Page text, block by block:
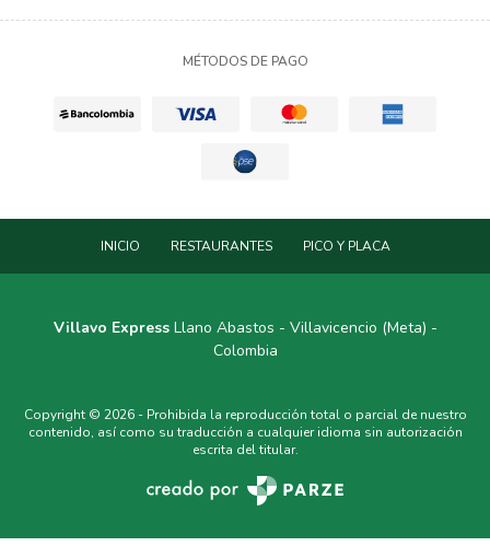
MÉTODOS DE PAGO
INICIO RESTAURANTES PICO Y PLACA
Villavo ExpressLlano Abastos - Villavicencio (Meta) -
Colombia
Copyright © 2026 - Prohibida la reproducción total o parcial de nuestro
contenido, así como su traducción a cualquier idioma sin autorización
escrita del titular.